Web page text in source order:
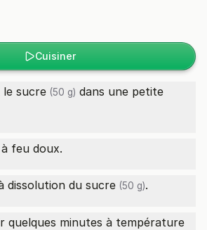
Cuisiner
le sucre (50 g) dans une petite
feu doux.
dissolution du sucre (50 g).
quelques minutes à température